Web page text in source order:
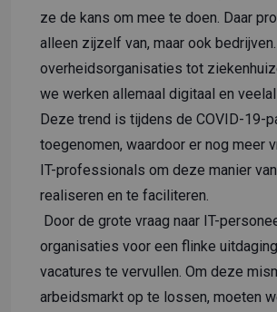
ze de kans om mee te doen. Daar
alleen zijzelf van, maar ook bedrijven.
overheidsorganisaties tot
we werken allemaal digitaal en veelal
Deze trend is tijdens de COVID-19-
toegenomen, waardoor er nog meer
IT-professionals om deze manier
realiseren en te faciliteren.
Door de grote vraag naar IT-
organisaties voor een flinke
vacatures te vervullen. Om deze
arbeidsmarkt op te lossen, moeten